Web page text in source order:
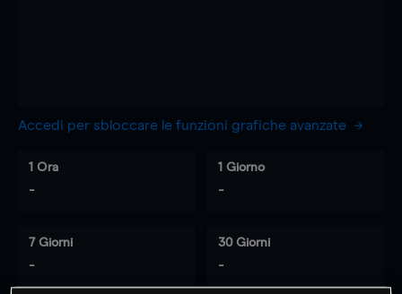
Accedi per sbloccare le funzioni grafiche avanzate
1 Ora
-
1 Giorno
-
7 Giorni
-
30 Giorni
-